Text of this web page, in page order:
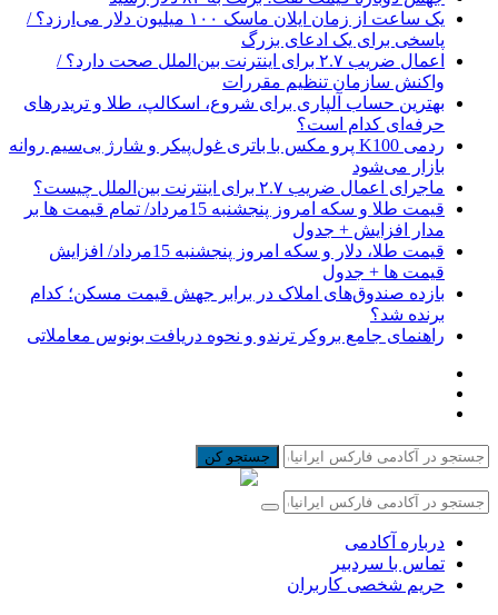
یک ساعت از زمان ایلان ماسک ۱۰۰ میلیون دلار می‌ارزد؟ /
پاسخی برای یک ادعای بزرگ
اعمال ضریب ۲.۷ برای اینترنت بین‌الملل صحت دارد؟ /
واکنش سازمان تنظیم مقررات
بهترین حساب آلپاری برای شروع، اسکالپ، طلا و تریدرهای
حرفه‌ای کدام است؟
ردمی K100 پرو مکس با باتری غول‌پیکر و شارژ بی‌سیم روانه
بازار می‌شود
ماجرای اعمال ضریب ۲.۷ برای اینترنت بین‌الملل چیست؟
قیمت طلا و سکه امروز پنجشنبه 15مرداد/ تمام قیمت ها بر
مدار افزایش + جدول
قیمت طلا، دلار و سکه امروز پنجشنبه 15مرداد/ افزایش
قیمت ها + جدول
بازده صندوق‌های املاک در برابر جهش قیمت مسکن؛ کدام
برنده شد؟
راهنمای جامع بروکر ترندو و نحوه دریافت بونوس معاملاتی
جستجو کن
درباره آکادمی
تماس با سردبیر
حریم شخصی کاربران